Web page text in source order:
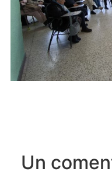
Un